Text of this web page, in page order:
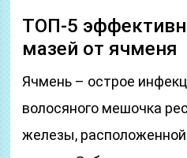
ТОП-5
мазей от ячменя
Ячмень – острое
волосяного мешочка
железы,